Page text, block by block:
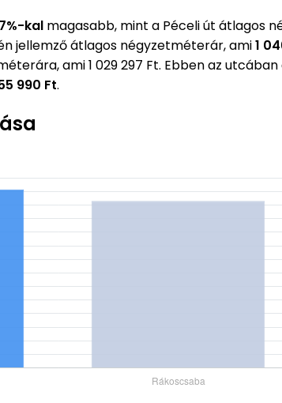
kal magasabb, mint a Péceli út átlagos
jellemző átlagos négyzetméterár, ami1
ami 1 029 297 Ft. Ebben az
990 Ft.